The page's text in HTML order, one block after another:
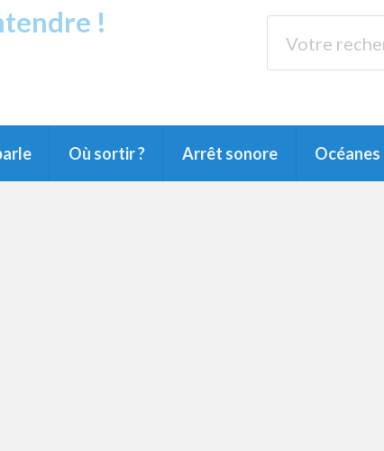
!
Où sortir ? Arrêt sonore Océanes